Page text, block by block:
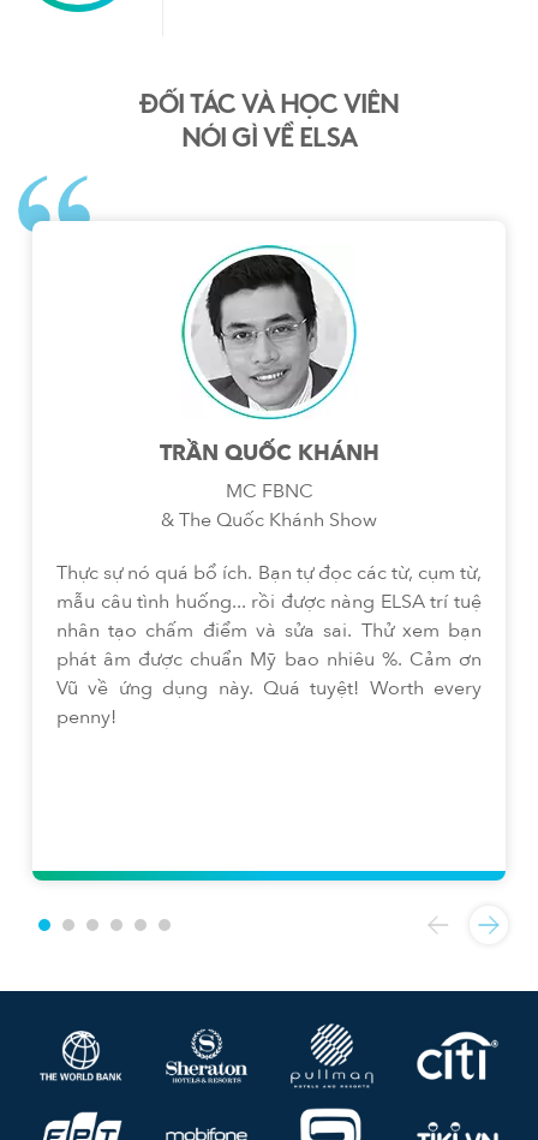
ĐỐI TÁC VÀ HỌC VIÊN
NÓI GÌ VỀ ELSA
TRẦN QUỐC KHÁNH
MC FBNC
& The Quốc Khánh Show
Thực sự nó quá bổ ích. Bạn tự đọc các từ, cụm từ,
mẫu câu tình huống... rồi được nàng ELSA trí tuệ
nhân tạo chấm điểm và sửa sai. Thử xem bạn
phát âm được chuẩn Mỹ bao nhiêu %. Cảm ơn
Vũ về ứng dụng này. Quá tuyệt! Worth every
penny!